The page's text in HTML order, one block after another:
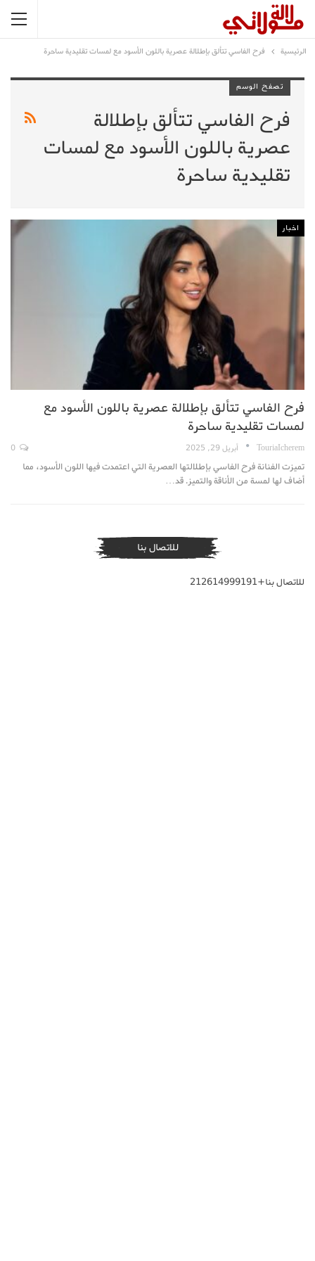
الرئيسية فرح الفاسي تتألق بإطلالة عصرية باللون الأسود مع لمسات تقليدية ساحرة
تصفح الوسم
فرح الفاسي تتألق بإطلالة
عصرية باللون الأسود مع لمسات
تقليدية ساحرة
اخبار
فرح الفاسي تتألق بإطلالة عصرية باللون الأسود مع
لمسات تقليدية ساحرة
TouriaIcherem أبريل 29, 2025
تميزت الفنانة فرح الفاسي بإطلالتها العصرية التي اعتمدت فيها اللون الأسود، مما
أضاف لها لمسة من الأناقة والتميز. قد…
للاتصال بنا
للاتصال بنا+212614999191